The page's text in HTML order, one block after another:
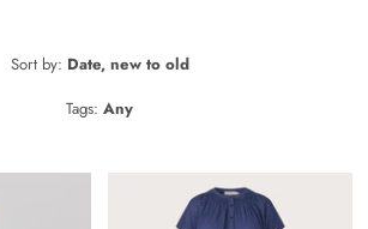
Sort by: Date, new to old
Tags: Any